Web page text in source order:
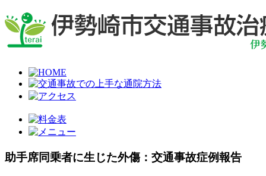
助手席同乗者に生じた外傷：交通事故症例報告